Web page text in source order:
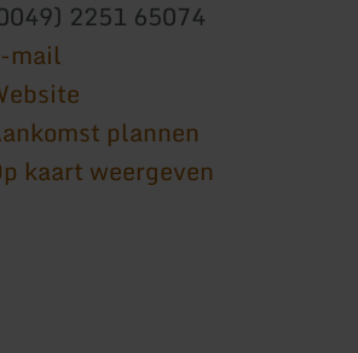
2251 65074
mail
plannen
kaart weergeven